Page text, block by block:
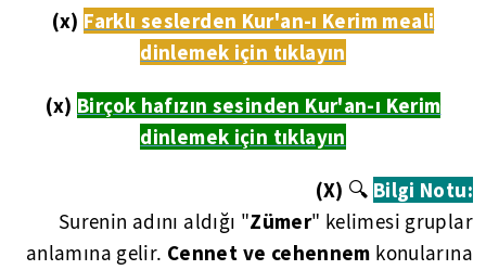
(x) Farklı seslerden Kur'an-ı Kerim meali
dinlemek için tıklayın
(x) Birçok hafızın sesinden Kur'an-ı Kerim
dinlemek için tıklayın
(X) 🔍 Bilgi Notu:
Surenin adını aldığı "Zümer" kelimesi gruplar
anlamına gelir. Cennet ve cehennem konularına